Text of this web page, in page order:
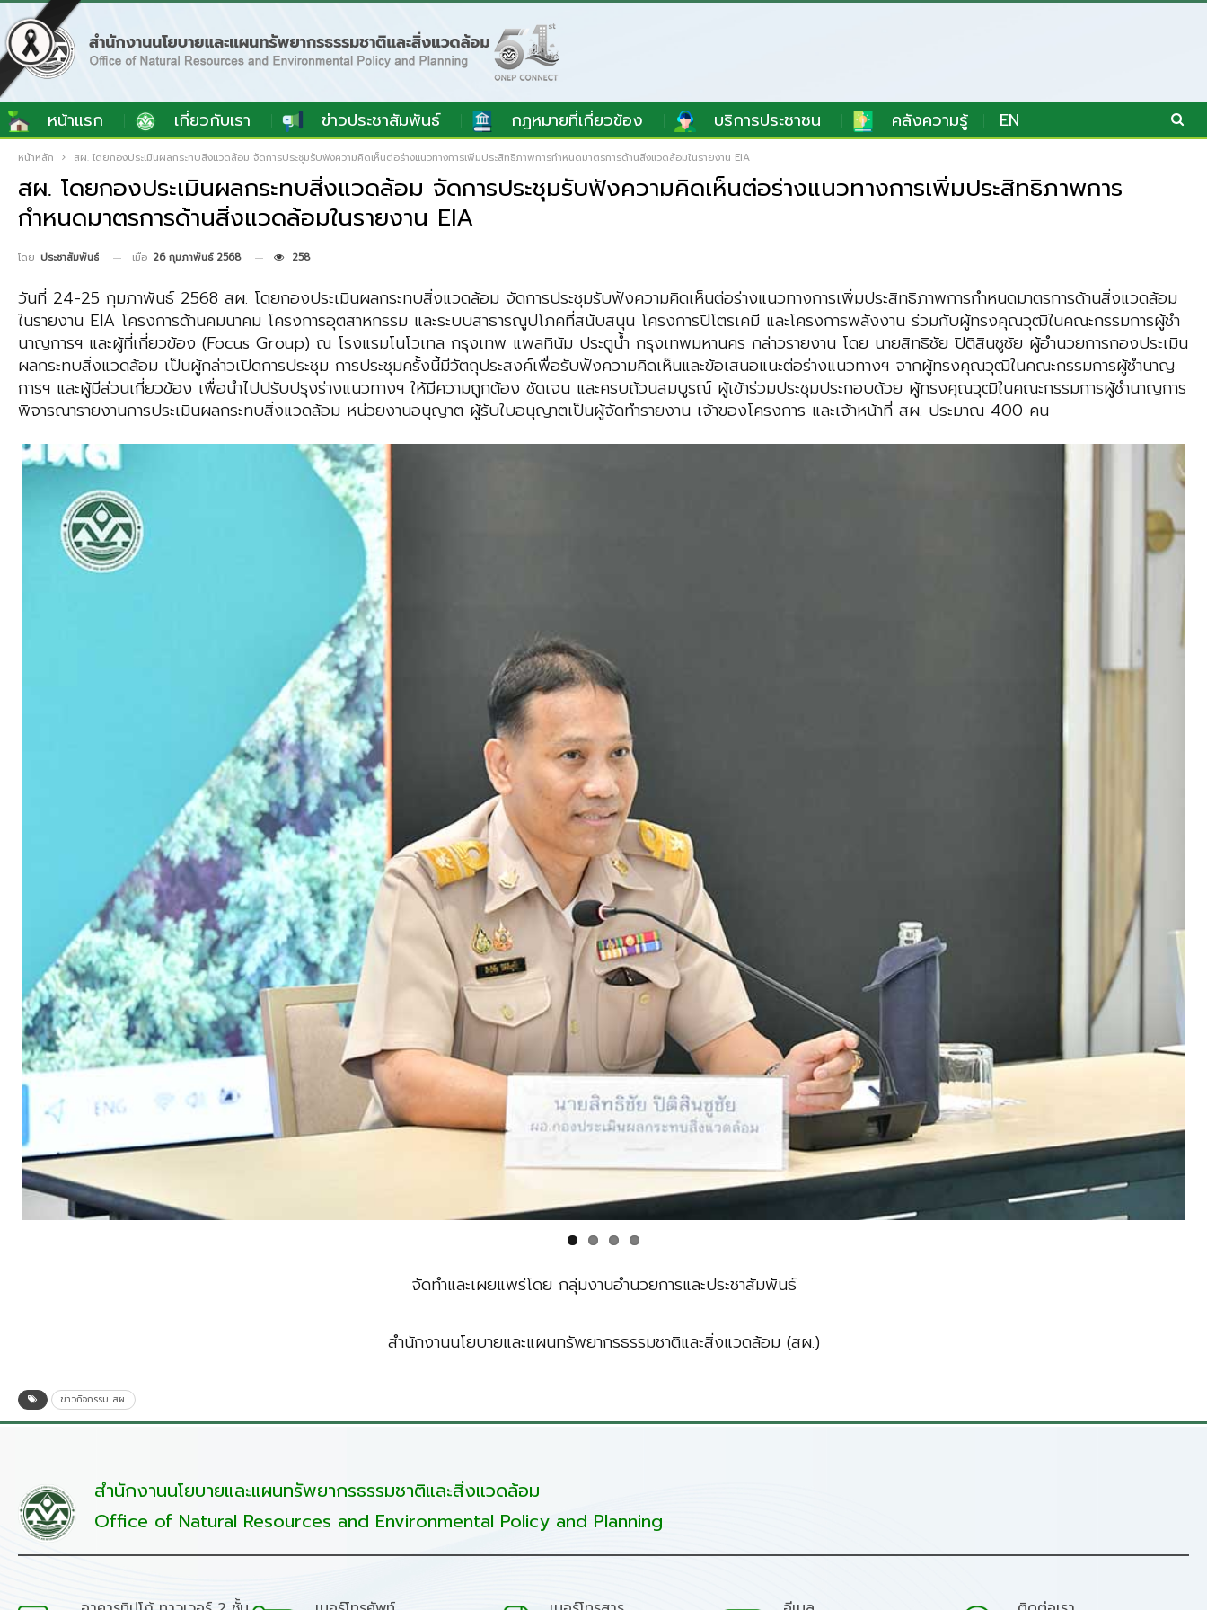
หน้าแรก เกี่ยวกับเรา ข่าวประชาสัมพันธ์ กฎหมายที่เกี่ยวข้อง บริการประชาชน คลังความรู้ EN
หน้าหลัก สผ. โดยกองประเมินผลกระทบสิ่งแวดล้อม จัดการประชุมรับฟังความคิดเห็นต่อร่างแนวทางการเพิ่มประสิทธิภาพการกำหนดมาตรการด้านสิ่งแวดล้อมในรายงาน EIA
สผ. โดยกองประเมินผลกระทบสิ่งแวดล้อม จัดการประชุมรับฟังความคิดเห็นต่อร่างแนวทางการเพิ่มประสิทธิภาพการ
กำหนดมาตรการด้านสิ่งแวดล้อมในรายงาน EIA
โดย ประชาสัมพันธ์ เมื่อ 26 กุมภาพันธ์ 2568 258
วันที่ 24-25 กุมภาพันธ์ 2568 สผ. โดยกองประเมินผลกระทบสิ่งแวดล้อม จัดการประชุมรับฟังความคิดเห็นต่อร่างแนวทางการเพิ่มประสิทธิภาพการกำหนดมาตรการด้านสิ่งแวดล้อม
ในรายงาน EIA โครงการด้านคมนาคม โครงการอุตสาหกรรม และระบบสาธารณูปโภคที่สนับสนุน โครงการปิโตรเคมี และโครงการพลังงาน ร่วมกับผู้ทรงคุณวุฒิในคณะกรรมการผู้ชำ
นาญการฯ และผู้ที่เกี่ยวข้อง (Focus Group) ณ โรงแรมโนโวเทล กรุงเทพ แพลทินัม ประตูน้ำ กรุงเทพมหานคร กล่าวรายงาน โดย นายสิทธิชัย ปิติสินชูชัย ผู้อำนวยการกองประเมิน
ผลกระทบสิ่งแวดล้อม เป็นผู้กล่าวเปิดการประชุม การประชุมครั้งนี้มีวัตถุประสงค์เพื่อรับฟังความคิดเห็นและข้อเสนอแนะต่อร่างแนวทางฯ จากผู้ทรงคุณวุฒิในคณะกรรมการผู้ชำนาญ
การฯ และผู้มีส่วนเกี่ยวข้อง เพื่อนำไปปรับปรุงร่างแนวทางฯ ให้มีความถูกต้อง ชัดเจน และครบถ้วนสมบูรณ์ ผู้เข้าร่วมประชุมประกอบด้วย ผู้ทรงคุณวุฒิในคณะกรรมการผู้ชำนาญการ
พิจารณารายงานการประเมินผลกระทบสิ่งแวดล้อม หน่วยงานอนุญาต ผู้รับใบอนุญาตเป็นผู้จัดทำรายงาน เจ้าของโครงการ และเจ้าหน้าที่ สผ. ประมาณ 400 คน
จัดทำและเผยแพร่โดย กลุ่มงานอำนวยการและประชาสัมพันธ์
สำนักงานนโยบายและแผนทรัพยากรธรรมชาติและสิ่งแวดล้อม (สผ.)
ข่าวกิจกรรม สผ.
สำนักงานนโยบายและแผนทรัพยากรธรรมชาติและสิ่งแวดล้อม
Office of Natural Resources and Environmental Policy and Planning